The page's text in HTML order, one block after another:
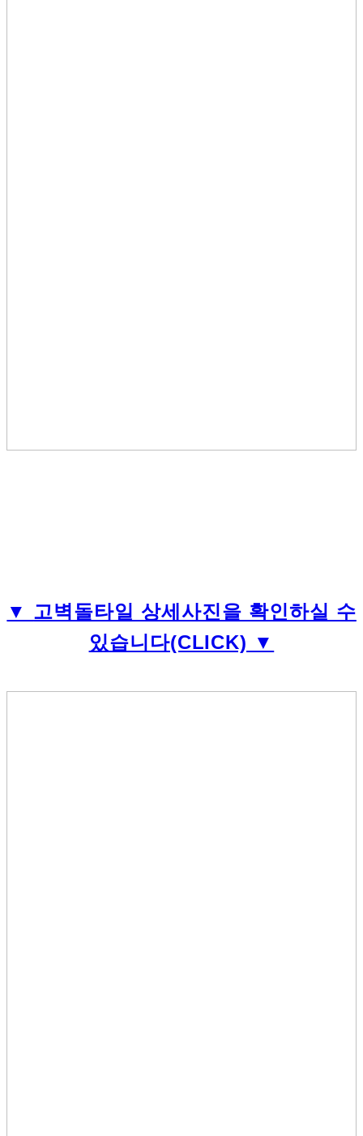
▼ 고벽돌타일 상세사진을 확인하실 수
있습니다(CLICK) ▼